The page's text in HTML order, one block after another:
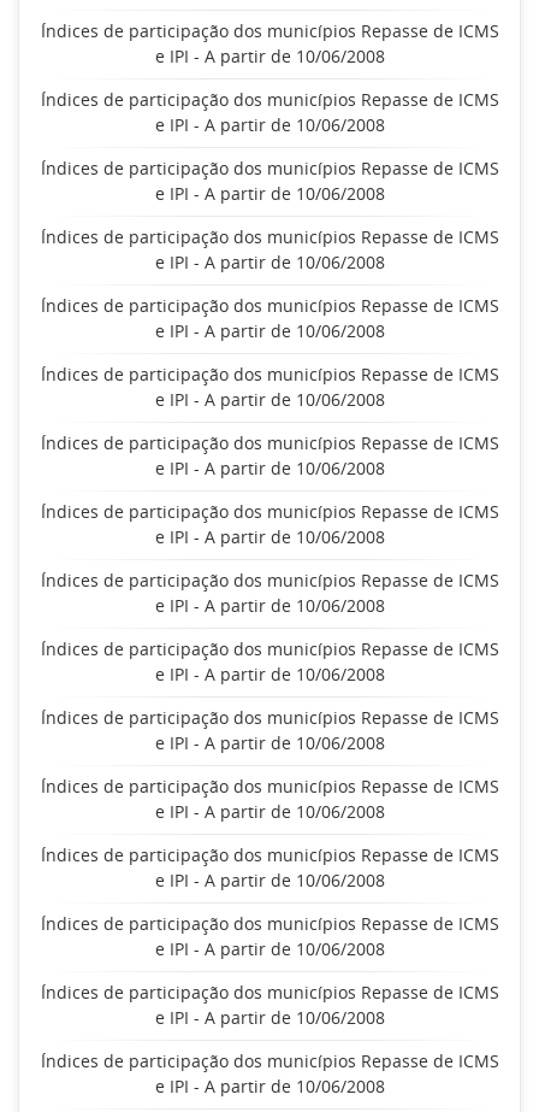
Índices de participação dos municípios Repasse de ICMS
e IPI - A partir de 10/06/2008
Índices de participação dos municípios Repasse de ICMS
e IPI - A partir de 10/06/2008
Índices de participação dos municípios Repasse de ICMS
e IPI - A partir de 10/06/2008
Índices de participação dos municípios Repasse de ICMS
e IPI - A partir de 10/06/2008
Índices de participação dos municípios Repasse de ICMS
e IPI - A partir de 10/06/2008
Índices de participação dos municípios Repasse de ICMS
e IPI - A partir de 10/06/2008
Índices de participação dos municípios Repasse de ICMS
e IPI - A partir de 10/06/2008
Índices de participação dos municípios Repasse de ICMS
e IPI - A partir de 10/06/2008
Índices de participação dos municípios Repasse de ICMS
e IPI - A partir de 10/06/2008
Índices de participação dos municípios Repasse de ICMS
e IPI - A partir de 10/06/2008
Índices de participação dos municípios Repasse de ICMS
e IPI - A partir de 10/06/2008
Índices de participação dos municípios Repasse de ICMS
e IPI - A partir de 10/06/2008
Índices de participação dos municípios Repasse de ICMS
e IPI - A partir de 10/06/2008
Índices de participação dos municípios Repasse de ICMS
e IPI - A partir de 10/06/2008
Índices de participação dos municípios Repasse de ICMS
e IPI - A partir de 10/06/2008
Índices de participação dos municípios Repasse de ICMS
e IPI - A partir de 10/06/2008